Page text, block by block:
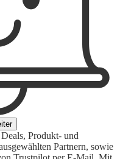
Produkt- und
Partnern, sowie